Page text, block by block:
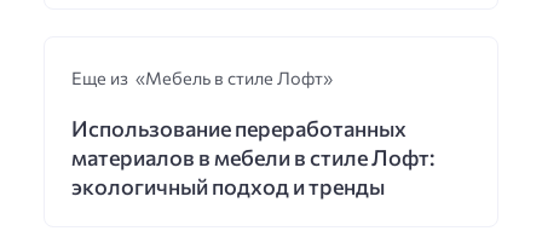
Еще из «Мебель в стиле Лофт»
Использование переработанных
материалов в мебели в стиле Лофт:
экологичный подход и тренды